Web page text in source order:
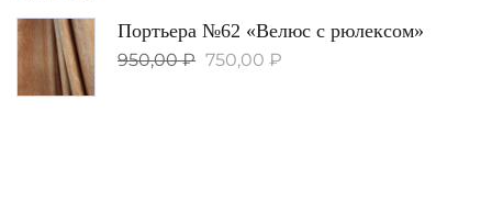
Портьера №62 «Велюс с рюлексом»
950,00₽ 750,00 ₽